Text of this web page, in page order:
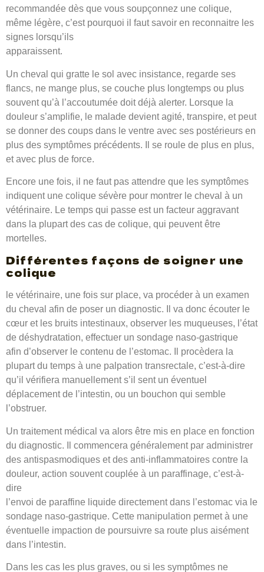
recommandée dès que vous soupçonnez une colique,
même légère, c’est pourquoi il faut savoir en reconnaitre les
signes lorsqu’ils
apparaissent.
Un cheval qui gratte le sol avec insistance, regarde ses
flancs, ne mange plus, se couche plus longtemps ou plus
souvent qu’à l’accoutumée doit déjà alerter. Lorsque la
douleur s’amplifie, le malade devient agité, transpire, et peut
se donner des coups dans le ventre avec ses postérieurs en
plus des symptômes précédents. Il se roule de plus en plus,
et avec plus de force.
Encore une fois, il ne faut pas attendre que les symptômes
indiquent une colique sévère pour montrer le cheval à un
vétérinaire. Le temps qui passe est un facteur aggravant
dans la plupart des cas de colique, qui peuvent être
mortelles.
Différentes façons de soigner une
colique
le vétérinaire, une fois sur place, va procéder à un examen
du cheval afin de poser un diagnostic. Il va donc écouter le
cœur et les bruits intestinaux, observer les muqueuses, l’état
de déshydratation, effectuer un sondage naso-gastrique
afin d’observer le contenu de l’estomac. Il procèdera la
plupart du temps à une palpation transrectale, c’est-à-dire
qu’il vérifiera manuellement s’il sent un éventuel
déplacement de l’intestin, ou un bouchon qui semble
l’obstruer.
Un traitement médical va alors être mis en place en fonction
du diagnostic. Il commencera généralement par administrer
des antispasmodiques et des anti-inflammatoires contre la
douleur, action souvent couplée à un paraffinage, c’est-à-
dire
l’envoi de paraffine liquide directement dans l’estomac via le
sondage naso-gastrique. Cette manipulation permet à une
éventuelle impaction de poursuivre sa route plus aisément
dans l’intestin.
Dans les cas les plus graves, ou si les symptômes ne